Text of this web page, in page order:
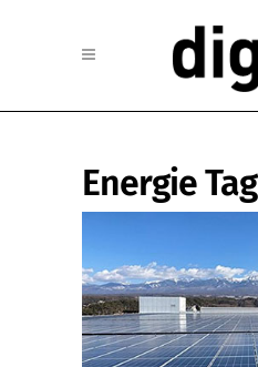
Energie Tag